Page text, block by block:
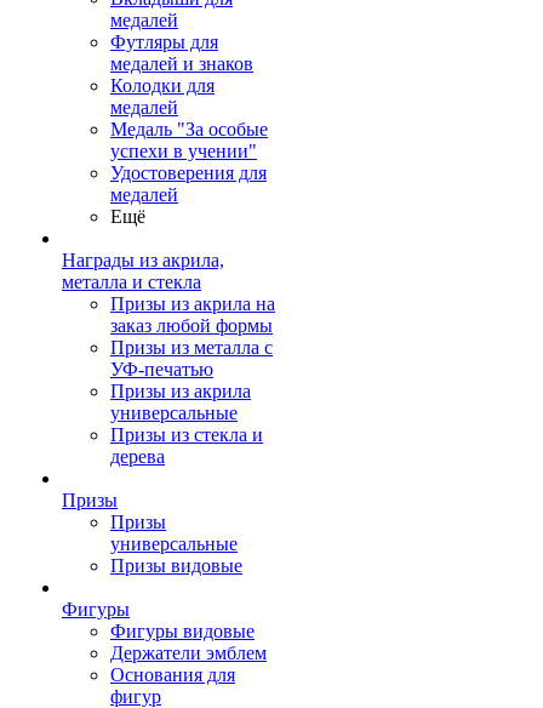
медалей
Футляры для
медалей и знаков
Колодки для
медалей
Медаль "За особые
успехи в учении"
Удостоверения для
медалей
Ещё
Награды из акрила,
металла и стекла
Призы из акрила на
заказ любой формы
Призы из металла с
УФ-печатью
Призы из акрила
универсальные
Призы из стекла и
дерева
Призы
Призы
универсальные
Призы видовые
Фигуры
Фигуры видовые
Держатели эмблем
Основания для
фигур